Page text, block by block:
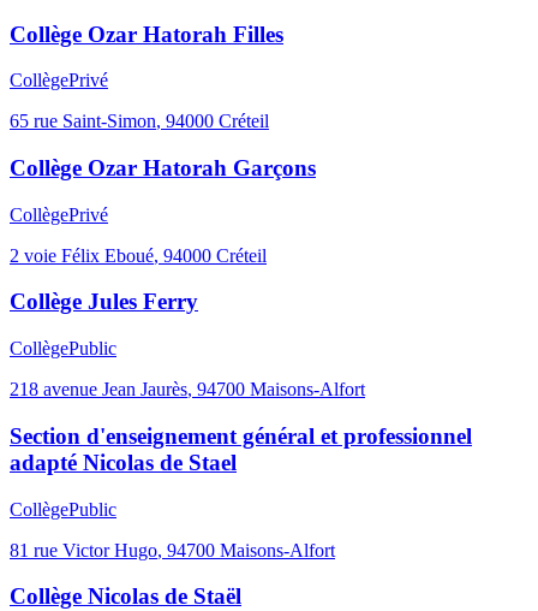
Collège Ozar Hatorah Filles
CollègePrivé
65 rue Saint-Simon, 94000 Créteil
Collège Ozar Hatorah Garçons
CollègePrivé
2 voie Félix Eboué, 94000 Créteil
Collège Jules Ferry
CollègePublic
218 avenue Jean Jaurès, 94700 Maisons-Alfort
Section d'enseignement général et professionnel
adapté Nicolas de Stael
CollègePublic
81 rue Victor Hugo, 94700 Maisons-Alfort
Collège Nicolas de Staël